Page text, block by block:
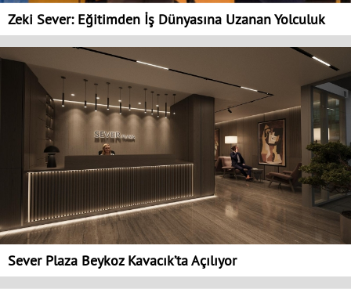
Zeki Sever: Eğitimden İş Dünyasına Uzanan Yolculuk
Sever Plaza Beykoz Kavacık’ta Açılıyor